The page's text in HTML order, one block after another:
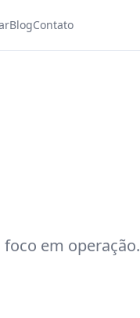
BlogContato
em operação.